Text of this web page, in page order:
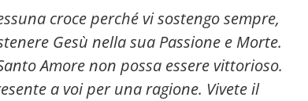
croce perché vi sostengo sempre,
Gesù nella sua Passione e Morte.
Amore non possa essere vittorioso.
a voi per una ragione. Vivete il